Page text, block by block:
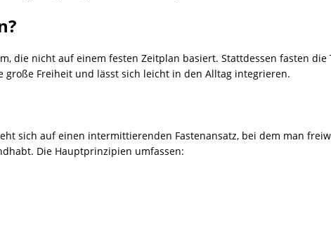
die nicht auf einem festen Zeitplan basiert. Stattdessen fasten
Freiheit und lässt sich leicht in den Alltag integrieren.
sich auf einen intermittierenden Fastenansatz, bei dem man
Die Hauptprinzipien umfassen: